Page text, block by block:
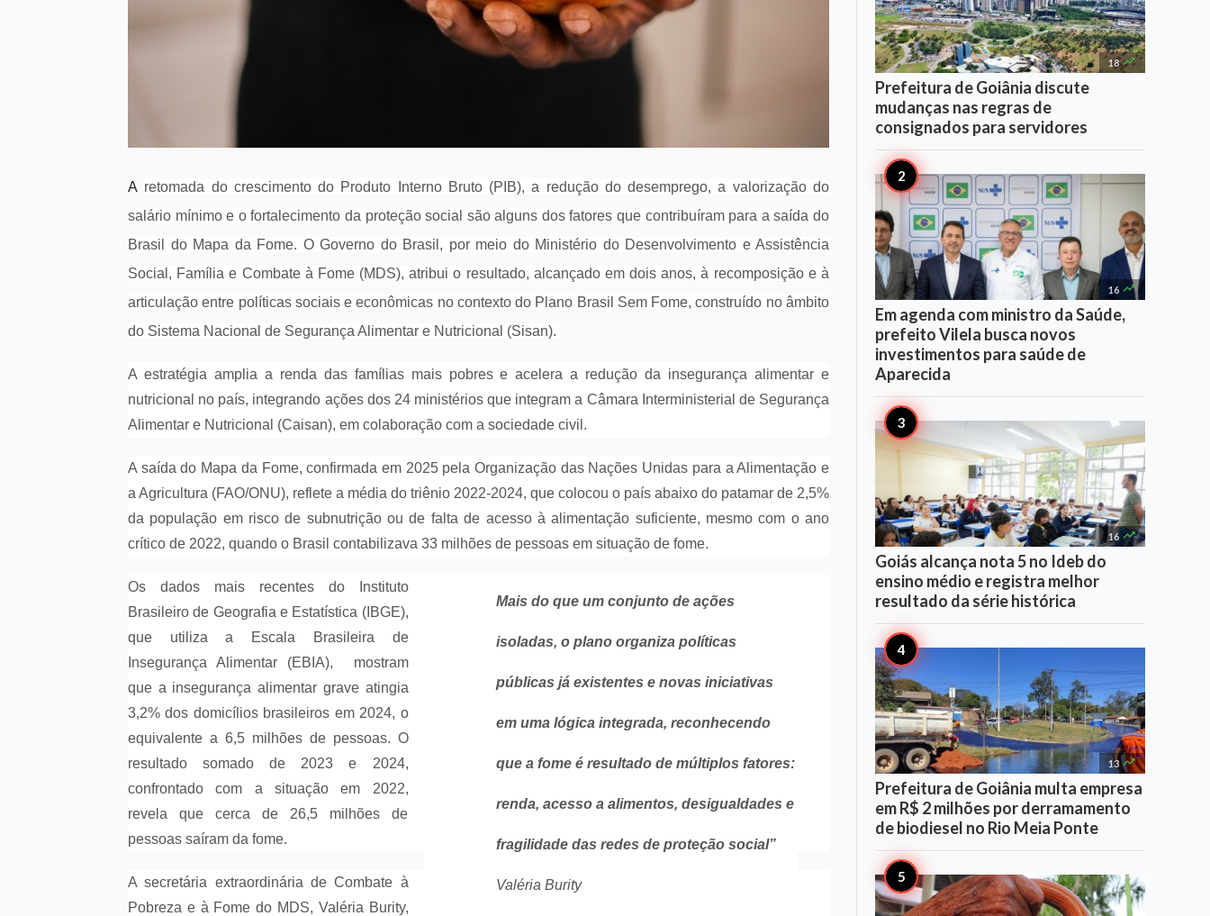
A retomada do crescimento do Produto Interno Bruto (PIB), a redução do desemprego, a valorização do
salário mínimo e o fortalecimento da proteção social são alguns dos fatores que contribuíram para a saída do
Brasil do Mapa da Fome. O Governo do Brasil, por meio do Ministério do Desenvolvimento e Assistência
Social, Família e Combate à Fome (MDS), atribui o resultado, alcançado em dois anos, à recomposição e à
articulação entre políticas sociais e econômicas no contexto do Plano Brasil Sem Fome, construído no âmbito
do Sistema Nacional de Segurança Alimentar e Nutricional (Sisan).
A estratégia amplia a renda das famílias mais pobres e acelera a redução da insegurança alimentar e
nutricional no país, integrando ações dos 24 ministérios que integram a Câmara Interministerial de Segurança
Alimentar e Nutricional (Caisan), em colaboração com a sociedade civil.
A saída do Mapa da Fome, confirmada em 2025 pela Organização das Nações Unidas para a Alimentação e
a Agricultura (FAO/ONU), reflete a média do triênio 2022-2024, que colocou o país abaixo do patamar de 2,5%
da população em risco de subnutrição ou de falta de acesso à alimentação suficiente, mesmo com o ano
crítico de 2022, quando o Brasil contabilizava 33 milhões de pessoas em situação de fome.
Mais do que um conjunto de ações
isoladas, o plano organiza políticas
públicas já existentes e novas iniciativas
em uma lógica integrada, reconhecendo
que a fome é resultado de múltiplos fatores:
renda, acesso a alimentos, desigualdades e
fragilidade das redes de proteção social”
Valéria Burity
Os dados mais recentes do Instituto
Brasileiro de Geografia e Estatística (IBGE),
que utiliza a Escala Brasileira de
Insegurança Alimentar (EBIA), mostram
que a insegurança alimentar grave atingia
3,2% dos domicílios brasileiros em 2024, o
equivalente a 6,5 milhões de pessoas. O
resultado somado de 2023 e 2024,
confrontado com a situação em 2022,
revela que cerca de 26,5 milhões de
pessoas saíram da fome.
A secretária extraordinária de Combate à
Pobreza e à Fome do MDS, Valéria Burity,
18 
Prefeitura de Goiânia discute
mudanças nas regras de
consignados para servidores
16 
Em agenda com ministro da Saúde,
prefeito Vilela busca novos
investimentos para saúde de
Aparecida
16 
Goiás alcança nota 5 no Ideb do
ensino médio e registra melhor
resultado da série histórica
13 
Prefeitura de Goiânia multa empresa
em R$ 2 milhões por derramamento
de biodiesel no Rio Meia Ponte